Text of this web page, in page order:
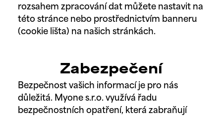
rozsahem zpracování dat můžete nastavit na
této stránce nebo prostřednictvím banneru
(cookie lišta) na našich stránkách.
Zabezpečení
Bezpečnost vašich informací je pro nás
důležitá. Myone s.r.o. využívá řadu
bezpečnostních opatření, která zabraňují